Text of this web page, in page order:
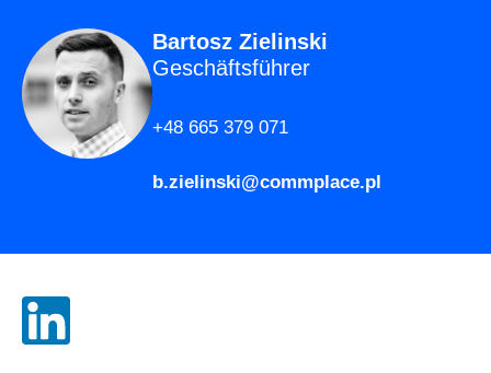
Bartosz Zielinski
Geschäftsführer
+48 665 379 071
b.zielinski@commplace.pl